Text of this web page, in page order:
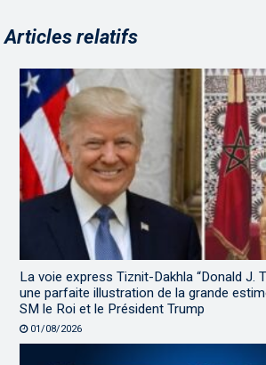
Articles relatifs
La voie express Tiznit-Dakhla “Donald J.
une parfaite illustration de la grande
SM le Roi et le Président Trump
01/08/2026